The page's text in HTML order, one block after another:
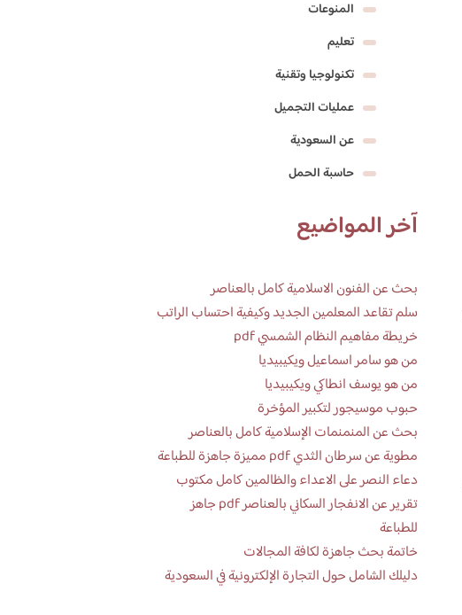
المنوعات
تعليم
تكنولوجيا وتقنية
عمليات التجميل
عن السعودية
حاسبة الحمل
آخر المواضيع
بحث عن الفنون الاسلامية كامل بالعناصر
سلم تقاعد المعلمين الجديد وكيفية احتساب الراتب
خريطة مفاهيم النظام الشمسي pdf
من هو سامر اسماعيل ويكيبيديا
من هو يوسف انطاكي ويكيبيديا
حبوب موسيجور لتكبير المؤخرة
بحث عن المنمنمات الإسلامية كامل بالعناصر
مطوية عن سرطان الثدي pdf مميزة جاهزة للطباعة
دعاء النصر على الاعداء والظالمين كامل مكتوب
تقرير عن الانفجار السكاني بالعناصر pdf جاهز
للطباعة
خاتمة بحث جاهزة لكافة المجالات
دليلك الشامل حول التجارة الإلكترونية في السعودية